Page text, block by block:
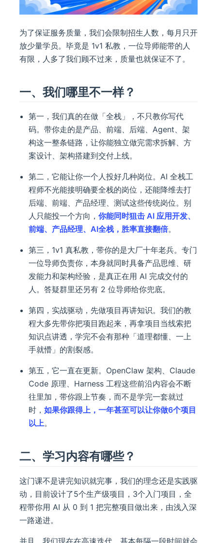
为了保证服务质量，我们会限制招生人数，每月只开
放少量学员。毕竟是 1v1 私教，一位导师能带的人
有限，人多了我们顾不过来，质量也就保证不了。
一、我们哪里不一样？
第一，我们真的在做「全栈」，不只教你写代
码。带你走的是产品、前端、后端、Agent、架
构这一整条链路，让你能独立做完需求拆解、方
案设计、架构搭建到交付上线。
第二，它能让你一个人投好几种岗位。AI 全栈工
程师不光能接明确要全栈的岗位，还能降维去打
后端、前端、产品经理、测试这些传统岗位。别
人只能投一个方向，你能同时狙击 AI 应用开发、
前端、产品经理、AI全栈，胜率直接翻倍。
第三，1v1 真私教，带你的是大厂十年老兵。专门
一位导师负责你，本身就同时具备产品思维、研
发能力和架构经验，是真正在用 AI 完成交付的
人。答疑群里还另有 2 位导师给你兜底。
第四，实战驱动，先做项目再讲知识。我们的教
程大多先带你把项目跑起来，再拿项目当线索把
知识点讲透，学完不会有那种「道理都懂、一上
手就懵」的割裂感。
第五，它一直在更新。OpenClaw 架构、Claude
Code 原理、Harness 工程这些前沿内容会不断
往里加，带你跟上节奏，而不是学完一套就过
时，如果你跟得上，一年甚至可以让你做6个项目
以上。
二、学习内容有哪些？
这门课不是讲完知识就完事，我们的理念还是实践驱
动，目前设计了5个生产级项目，3个入门项目，全
程带你用 AI 从 0 到 1 把完整项目做出来，由浅入深
一路递进。